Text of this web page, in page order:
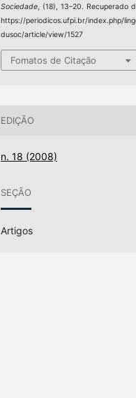
Sociedade, (18), 13–20. Recuperado
https://periodicos.ufpi.br/index.php/
dusoc/article/view/1527
Fomatos de Citação
EDIÇÃO
n. 18 (2008)
SEÇÃO
Artigos